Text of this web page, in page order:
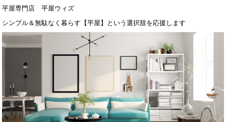
平屋専門店 平屋ウィズ
シンプル＆無駄なく暮らす【平屋】という選択肢を応援します